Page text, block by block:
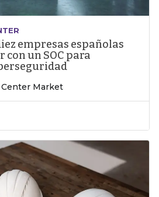
empresas españolas
un SOC para
Market